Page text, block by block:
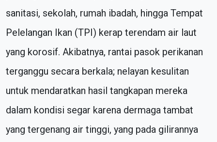
sanitasi, sekolah, rumah ibadah, hingga Tempat
Pelelangan Ikan (TPI) kerap terendam air laut
yang korosif. Akibatnya, rantai pasok perikanan
terganggu secara berkala; nelayan kesulitan
untuk mendaratkan hasil tangkapan mereka
dalam kondisi segar karena dermaga tambat
yang tergenang air tinggi, yang pada gilirannya